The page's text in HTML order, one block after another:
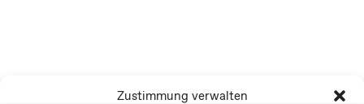
Zustimmung verwalten